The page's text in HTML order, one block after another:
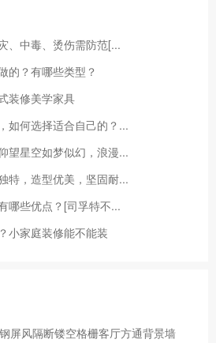
、中毒、烫伤需防范[...
的？有哪些类型？
装修美学家具
如何选择适合自己的？...
望星空如梦似幻，浪漫...
特，造型优美，坚固耐...
哪些优点？[司孚特不...
小家庭装修能不能装
屏风隔断镂空格栅客厅方通背景墙